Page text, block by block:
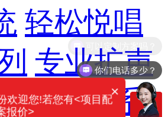
轻松悦唱
专业扩声
业音箱系
你们电话多少？
×
欢迎您!若您有<项目配
报价>